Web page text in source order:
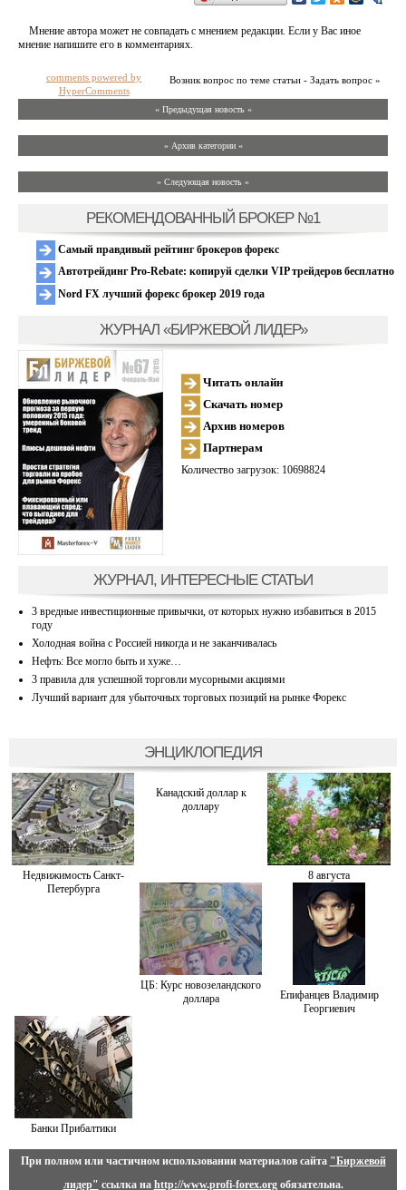
Мнение автора может не совпадать с мнением редакции. Если у Вас иное
мнение напишите его в комментариях.
Возник вопрос по теме статьи - Задать вопрос »
comments powered by
HyperComments
« Предыдущая новость «
» Архив категории «
» Следующая новость »
РЕКОМЕНДОВАННЫЙ БРОКЕР №1
Самый правдивый рейтинг брокеров форекс
Автотрейдинг Pro-Rebate: копируй сделки VIP трейдеров бесплатно
Nord FX лучший форекс брокер 2019 года
ЖУРНАЛ «БИРЖЕВОЙ ЛИДЕР»
Читать онлайн
Скачать номер
Архив номеров
Партнерам
Количество загрузок: 10698824
ЖУРНАЛ, ИНТЕРЕСНЫЕ СТАТЬИ
3 вредные инвестиционные привычки, от которых нужно избавиться в 2015
году
Холодная война с Россией никогда и не заканчивалась
Нефть: Все могло быть и хуже…
3 правила для успешной торговли мусорными акциями
Лучший вариант для убыточных торговых позиций на рынке Форекс
ЭНЦИКЛОПЕДИЯ
Недвижимость Санкт-
Петербурга
Канадский доллар к
доллару
8 августа
ЦБ: Курс новозеландского
доллара
Епифанцев Владимир
Георгиевич
Банки Прибалтики
При полном или частичном использовании материалов сайта "Биржевой
лидер" ссылка на http://www.profi-forex.orgобязательна.